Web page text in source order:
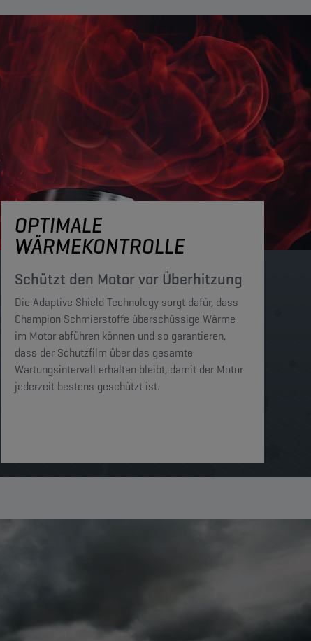
OPTIMALE
WÄRMEKONTROLLE
Schützt den Motor vor Überhitzung
Die Adaptive Shield Technology sorgt dafür, dass
Champion Schmierstoffe überschüssige Wärme
im Motor abführen können und so garantieren,
dass der Schutzfilm über das gesamte
Wartungsintervall erhalten bleibt, damit der Motor
jederzeit bestens geschützt ist.